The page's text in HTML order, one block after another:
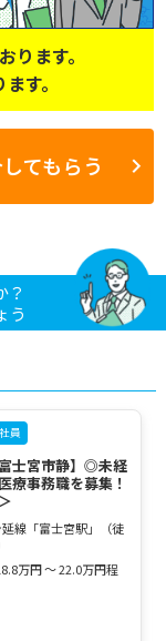
ります。
す。
てもらう
？
う
員
富士宮市静】◎未経
療事務職を募集！
延線「富士宮駅」（徒
万円 ～ 22.0万円程